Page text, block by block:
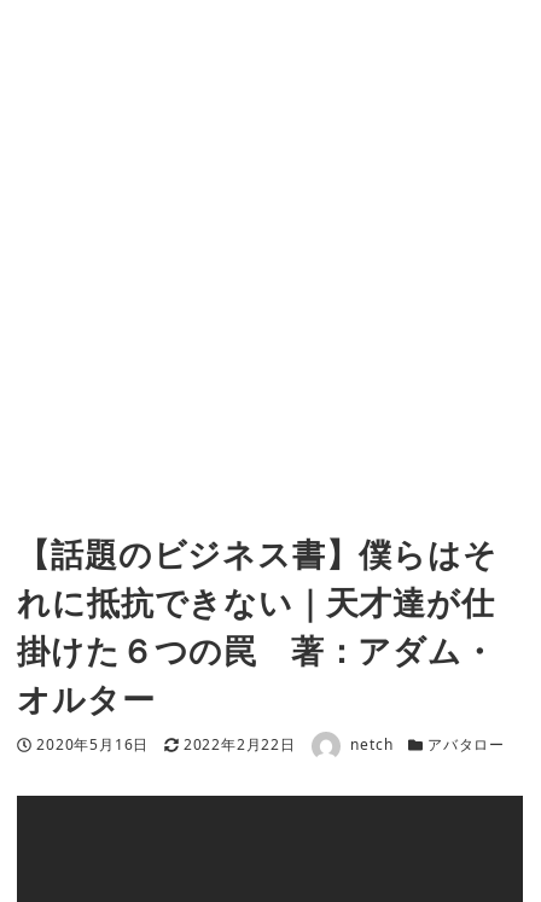
【話題のビジネス書】僕らはそ
れに抵抗できない｜天才達が仕
掛けた６つの罠 著：アダム・
オルター
投稿日
2020年5月16日 更新日
2022年2月22日 著者 netch カテゴリー
アバタロー